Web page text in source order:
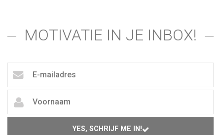
MOTIVATIE IN JE INBOX!
YES, SCHRIJF ME IN!